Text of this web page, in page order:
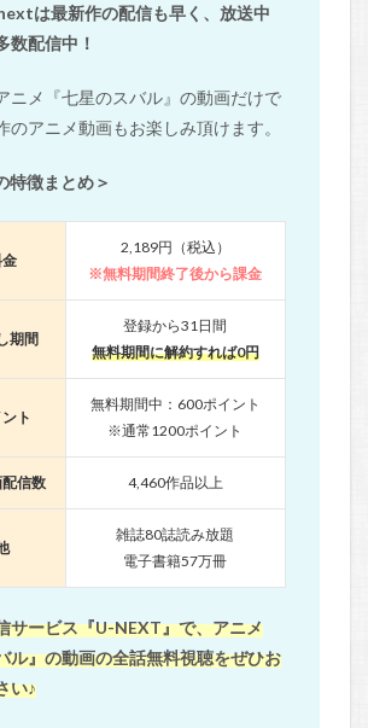
は最新作の配信も早く、放送中
数配信中！
ニメ『七星のスバル』の動画だけで
のアニメ動画もお楽しみ頂けます。
特徴まとめ＞
2,189円（税込）
※無料期間終了後から課金
期間
登録から31日間
無料期間に解約すれば0円
ト
無料期間中：600ポイント
※通常1200ポイント
信数 4,460作品以上
雑誌80誌読み放題
電子書籍57万冊
サービス『U-NEXT』で、アニメ
ル』の動画の全話無料視聴をぜひお
い♪